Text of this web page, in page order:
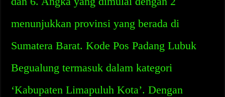
menunjukkan provinsi yang berada di
Sumatera Barat. Kode Pos Padang Lubuk
Begualung termasuk dalam kategori
‘Kabupaten Limapuluh Kota’. Dengan